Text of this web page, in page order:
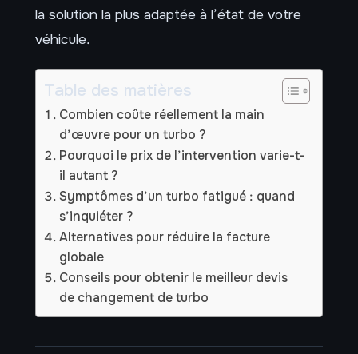
la solution la plus adaptée à l’état de votre
véhicule.
Table des matières
Combien coûte réellement la main
d’œuvre pour un turbo ?
Pourquoi le prix de l’intervention varie-t-
il autant ?
Symptômes d’un turbo fatigué : quand
s’inquiéter ?
Alternatives pour réduire la facture
globale
Conseils pour obtenir le meilleur devis
de changement de turbo